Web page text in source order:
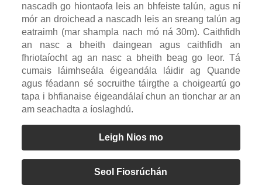
nascadh go hiontaofa leis an bhfeiste talún, agus ní
mór an droichead a nascadh leis an sreang talún ag
eatraimh (mar shampla nach mó ná 30m). Caithfidh
an nasc a bheith daingean agus caithfidh an
fhriotaíocht ag an nasc a bheith beag go leor. Tá
cumais láimhseála éigeandála láidir ag Quande
agus féadann sé socruithe táirgthe a choigeartú go
tapa i bhfianaise éigeandálaí chun an tionchar ar an
am seachadta a íoslaghdú.
Leigh Nios mo
Seol Fiosrúchán